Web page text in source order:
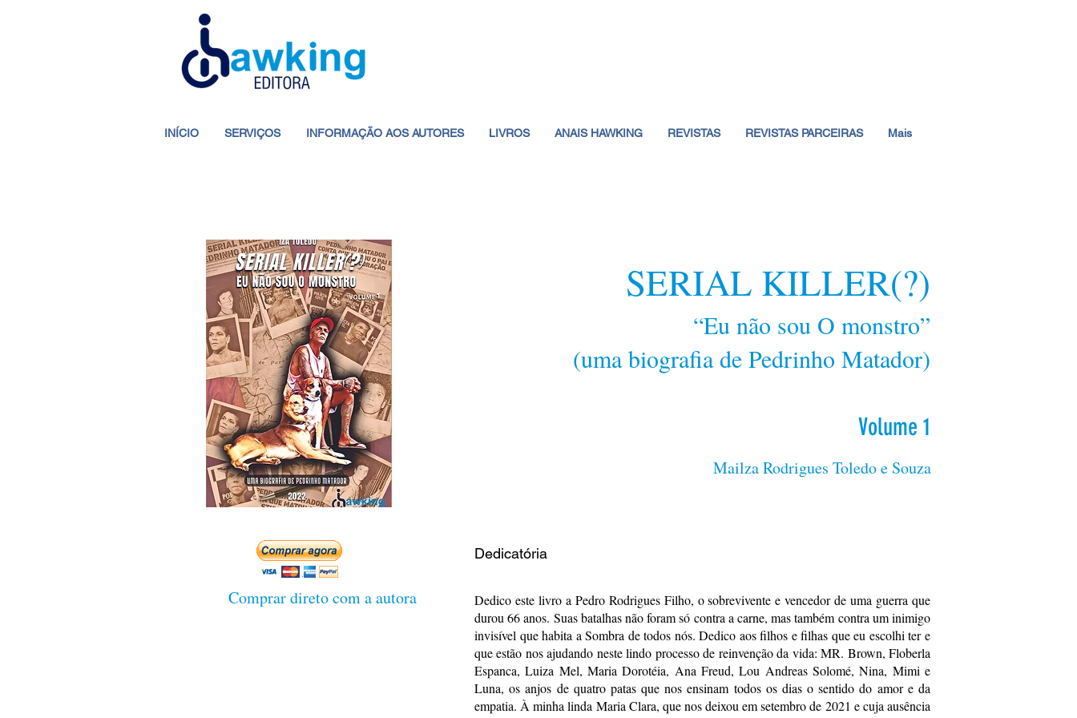
INÍCIO SERVIÇOS INFORMAÇÃO AOS AUTORES LIVROS ANAIS HAWKING REVISTAS REVISTAS PARCEIRAS Mais
SERIAL KILLER(?)
“Eu não sou O monstro”
(uma biografia de Pedrinho Matador)
Volume 1
Mailza Rodrigues Toledo e Souza
Comprar direto com a autora
Dedicatória
Dedico este livro a Pedro Rodrigues Filho, o sobrevivente e vencedor de uma guerra que
durou 66 anos. Suas batalhas não foram só contra a carne, mas também contra um inimigo
invisível que habita a Sombra de todos nós. Dedico aos filhos e filhas que eu escolhi ter e
que estão nos ajudando neste lindo processo de reinvenção da vida: MR. Brown, Floberla
Espanca, Luiza Mel, Maria Dorotéia, Ana Freud, Lou Andreas Solomé, Nina, Mimi e
Luna, os anjos de quatro patas que nos ensinam todos os dias o sentido do amor e da
empatia. À minha linda Maria Clara, que nos deixou em setembro de 2021 e cuja ausência